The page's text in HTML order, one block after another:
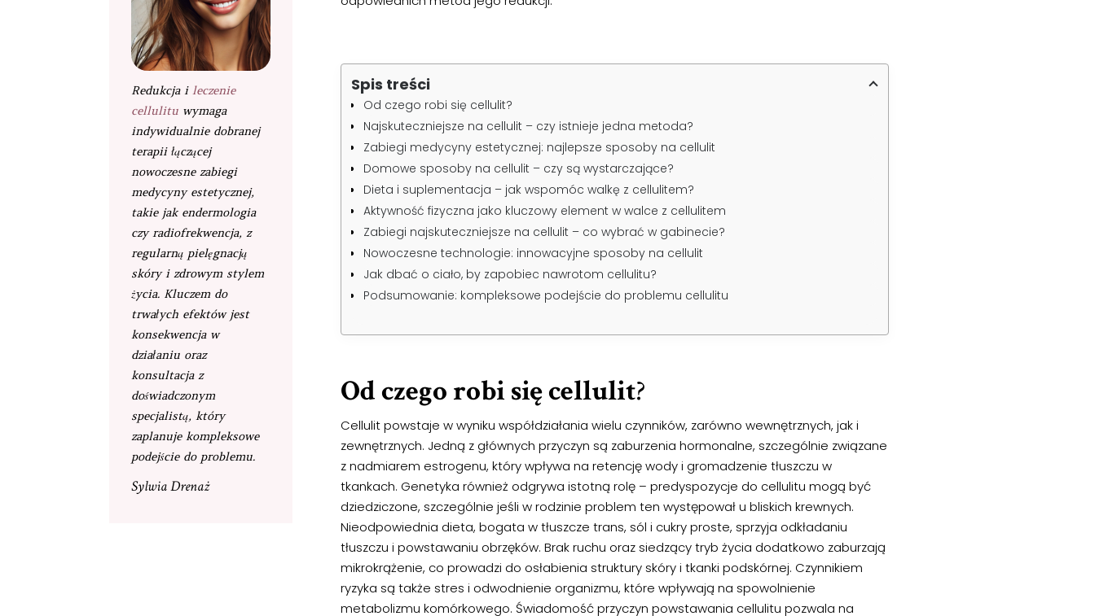
Redukcja ileczenie
cellulitu wymaga
indywidualnie dobranej
terapii łączącej
nowoczesne zabiegi
medycyny estetycznej,
takie jak endermologia
czy radiofrekwencja, z
regularną pielęgnacją
skóry i zdrowym stylem
życia. Kluczem do
trwałych efektów jest
konsekwencja w
działaniu oraz
konsultacja z
doświadczonym
specjalistą, który
zaplanuje kompleksowe
podejście do problemu.
Sylwia Drenaż
Spis treści
Od czego robi się cellulit?
Najskuteczniejsze na cellulit – czy istnieje jedna metoda?
Zabiegi medycyny estetycznej: najlepsze sposoby na cellulit
Domowe sposoby na cellulit – czy są wystarczające?
Dieta i suplementacja – jak wspomóc walkę z cellulitem?
Aktywność fizyczna jako kluczowy element w walce z cellulitem
Zabiegi najskuteczniejsze na cellulit – co wybrać w gabinecie?
Nowoczesne technologie: innowacyjne sposoby na cellulit
Jak dbać o ciało, by zapobiec nawrotom cellulitu?
Podsumowanie: kompleksowe podejście do problemu cellulitu
Od czego robi się cellulit?
Cellulit powstaje w wyniku współdziałania wielu czynników, zarówno wewnętrznych, jak i
zewnętrznych. Jedną z głównych przyczyn są zaburzenia hormonalne, szczególnie związane
z nadmiarem estrogenu, który wpływa na retencję wody i gromadzenie tłuszczu w
tkankach. Genetyka również odgrywa istotną rolę – predyspozycje do cellulitu mogą być
dziedziczone, szczególnie jeśli w rodzinie problem ten występował u bliskich krewnych.
Nieodpowiednia dieta, bogata w tłuszcze trans, sól i cukry proste, sprzyja odkładaniu
tłuszczu i powstawaniu obrzęków. Brak ruchu oraz siedzący tryb życia dodatkowo zaburzają
mikrokrążenie, co prowadzi do osłabienia struktury skóry i tkanki podskórnej. Czynnikiem
ryzyka są także stres i odwodnienie organizmu, które wpływają na spowolnienie
metabolizmu komórkowego. Świadomość przyczyn powstawania cellulitu pozwala na